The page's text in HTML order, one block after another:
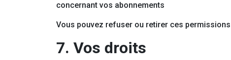
concernant vos abonnements
Vous pouvez refuser ou retirer ces
7. Vos droits